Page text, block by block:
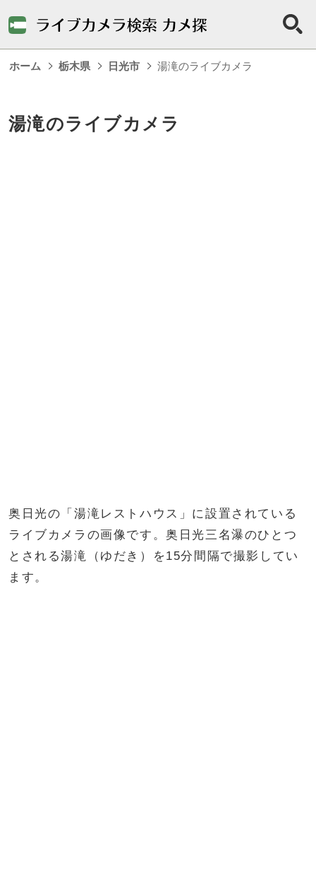
ホーム 栃木県 日光市 湯滝のライブカメラ
湯滝のライブカメラ
奥日光の「湯滝レストハウス」に設置されている
ライブカメラの画像です。奥日光三名瀑のひとつ
とされる湯滝（ゆだき）を15分間隔で撮影してい
ます。